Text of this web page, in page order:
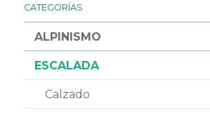
CATEGORÍAS
ALPINISMO
ESCALADA
Calzado